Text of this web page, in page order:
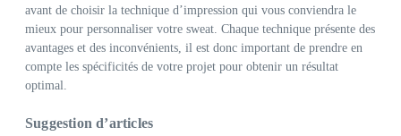
avant de choisir la technique d’impression qui vous conviendra le
mieux pour personnaliser votre sweat. Chaque technique présente des
avantages et des inconvénients, il est donc important de prendre en
compte les spécificités de votre projet pour obtenir un résultat
optimal.
Suggestion d’articles